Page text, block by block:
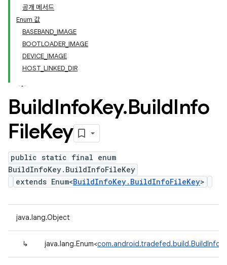
공개 메서드
Enum 값
BASEBAND_IMAGE
BOOTLOADER_IMAGE
DEVICE_IMAGE
HOST_LINKED_DIR
BuildInfoKey.BuildInfo
FileKey
public static final enum
BuildInfoKey.BuildInfoFileKey
extends Enum<BuildInfoKey.BuildInfoFileKey>
java.lang.Object
↳ java.lang.Enum<